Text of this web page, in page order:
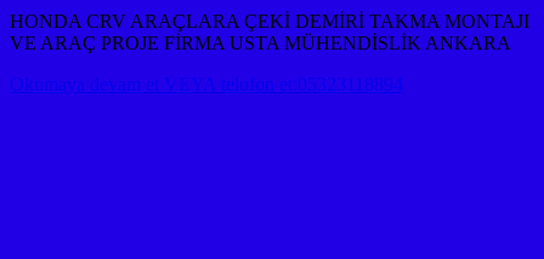
HONDA CRV ARAÇLARA ÇEKİ DEMİRİ TAKMA MONTAJI
VE ARAÇ PROJE FİRMA USTA MÜHENDİSLİK ANKARA
Okumaya devam et VEYA telofon et:05323118894